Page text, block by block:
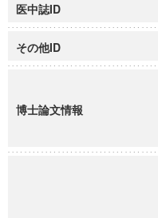
医中誌ID
その他ID
博士論文情報